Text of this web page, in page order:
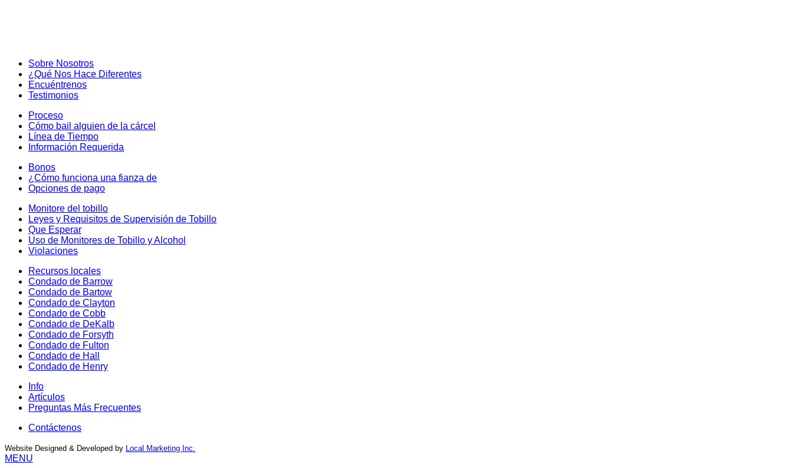
Sobre Nosotros
¿Qué Nos Hace Diferentes
Encuéntrenos
Testimonios
Proceso
Cómo bail alguien de la cárcel
Línea de Tiempo
Información Requerida
Bonos
¿Cómo funciona una fianza de
Opciones de pago
Monitore del tobillo
Leyes y Requisitos de Supervisión de Tobillo
Que Esperar
Uso de Monitores de Tobillo y Alcohol
Violaciones
Recursos locales
Condado de Barrow
Condado de Bartow
Condado de Clayton
Condado de Cobb
Condado de DeKalb
Condado de Forsyth
Condado de Fulton
Condado de Hall
Condado de Henry
Info
Artículos
Preguntas Más Frecuentes
Contáctenos
Website Designed & Developed by Local Marketing Inc.
MENU